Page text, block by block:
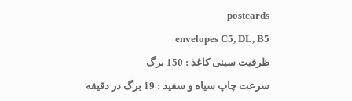
postcards
envelopes C5, DL, B5
ظرفیت سینی کاغذ : 150 برگ
سرعت چاپ سیاه و سفید : 19 برگ در دقیقه